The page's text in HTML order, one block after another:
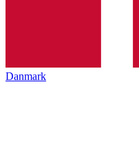
Danmark